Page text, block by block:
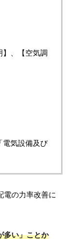
、【空気調
電気設備及び
電の力率改善に
多い」ことか